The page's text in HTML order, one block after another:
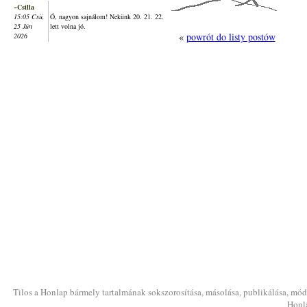
~Csilla
15:05 Csü,
25 Jún
2026
Ó, nagyon sajnálom! Nekünk 20. 21. 22.
lett volna jó.
« powrót do listy postów
Tilos a Honlap bármely tartalmának sokszorosítása, másolása, publikálása,